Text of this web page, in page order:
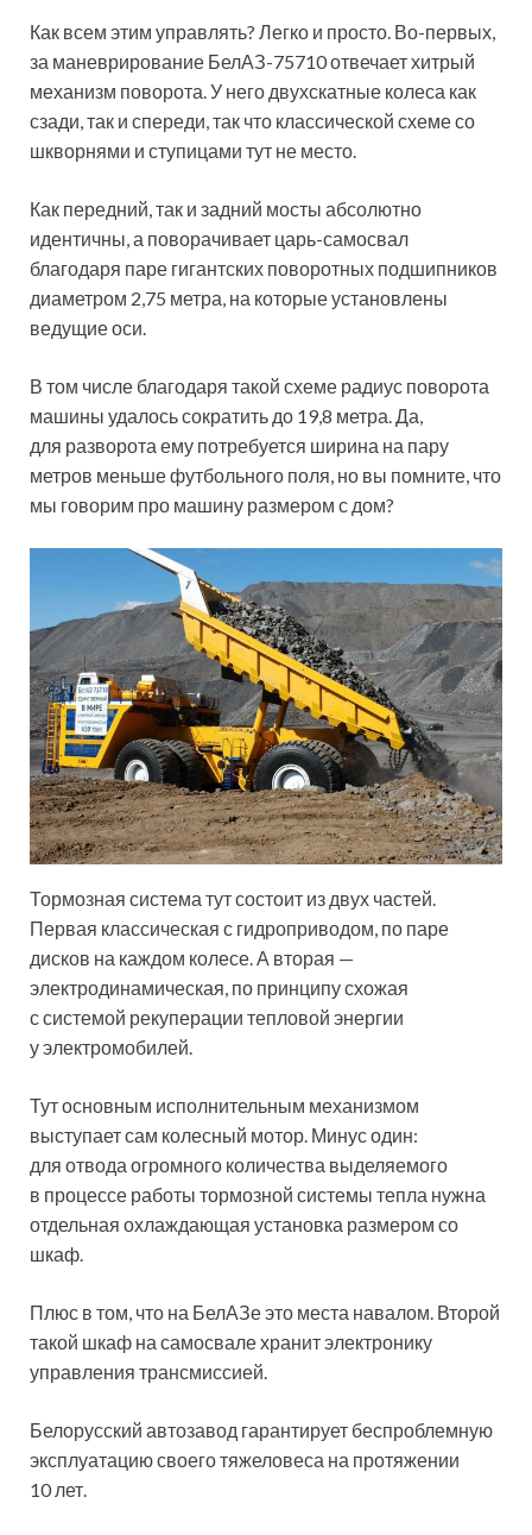
Как всем этим управлять? Легко и просто. Во-первых,
за маневрирование БелАЗ-75710 отвечает хитрый
механизм поворота. У него двухскатные колеса как
сзади, так и спереди, так что классической схеме со
шкворнями и ступицами тут не место.
Как передний, так и задний мосты абсолютно
идентичны, а поворачивает царь-самосвал
благодаря паре гигантских поворотных подшипников
диаметром 2,75 метра, на которые установлены
ведущие оси.
В том числе благодаря такой схеме радиус поворота
машины удалось сократить до 19,8 метра. Да,
для разворота ему потребуется ширина на пару
метров меньше футбольного поля, но вы помните, что
мы говорим про машину размером с дом?
Тормозная система тут состоит из двух частей.
Первая классическая с гидроприводом, по паре
дисков на каждом колесе. А вторая —
электродинамическая, по принципу схожая
с системой рекуперации тепловой энергии
у электромобилей.
Тут основным исполнительным механизмом
выступает сам колесный мотор. Минус один:
для отвода огромного количества выделяемого
в процессе работы тормозной системы тепла нужна
отдельная охлаждающая установка размером со
шкаф.
Плюс в том, что на БелАЗе это места навалом. Второй
такой шкаф на самосвале хранит электронику
управления трансмиссией.
Белорусский автозавод гарантирует беспроблемную
эксплуатацию своего тяжеловеса на протяжении
10 лет.